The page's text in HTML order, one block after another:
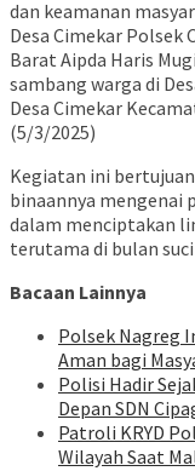
dan keamanan
Desa Cimekar Polsek
Barat Aipda Haris
sambang warga di
Desa Cimekar
(5/3/2025)
Kegiatan ini
binaannya mengenai
dalam menciptakan
terutama di bulan
Bacaan Lainnya
Polsek Nagreg
Aman bagi
Polisi Hadir
Depan SDN
Patroli KRYD
Wilayah Saat